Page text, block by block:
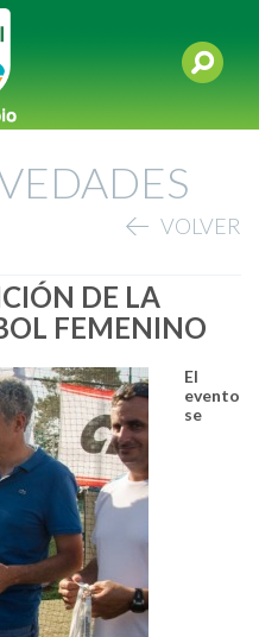
VOLVER
DE LA
FEMENINO
El
evento
se